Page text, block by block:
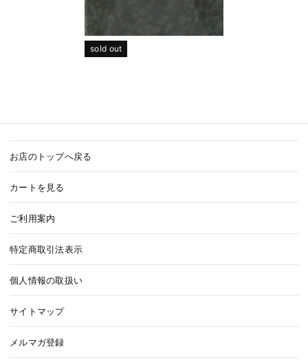
sold out
お店のトップへ戻る
カートを見る
ご利用案内
特定商取引法表示
個人情報の取扱い
サイトマップ
メルマガ登録